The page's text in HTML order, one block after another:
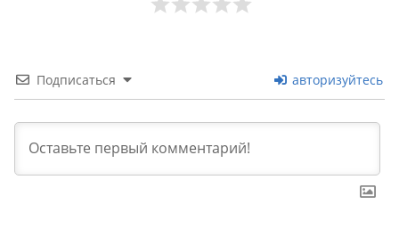
Подписаться авторизуйтесь